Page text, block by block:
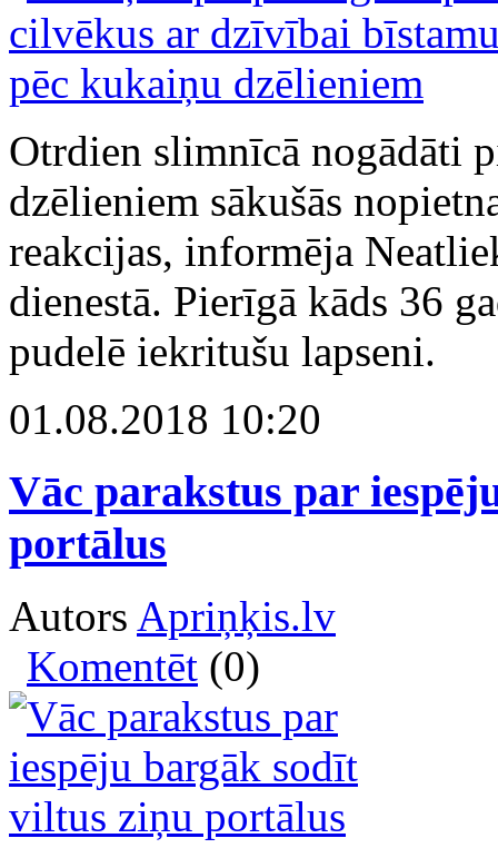
Otrdien slimnīcā nogādāti
dzēlieniem sākušās
reakcijas, informēja
dienestā. Pierīgā kāds 36
pudelē iekritušu lapseni.
01.08.2018 10:20
Vāc parakstus par
portālus
Autors Apriņķis.lv
Komentēt (0)